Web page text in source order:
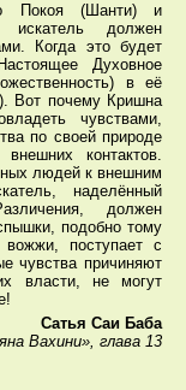
Покоя (Шанти) и
искатель должен
Когда это будет
Духовное
в её
Вот почему Кришна
чувствами,
по своей природе
контактов.
людей к внешним
наделённый
должен
подобно тому
поступает с
чувства причиняют
власти, не могут
Сатья Саи Баба
Вахини», глава 13